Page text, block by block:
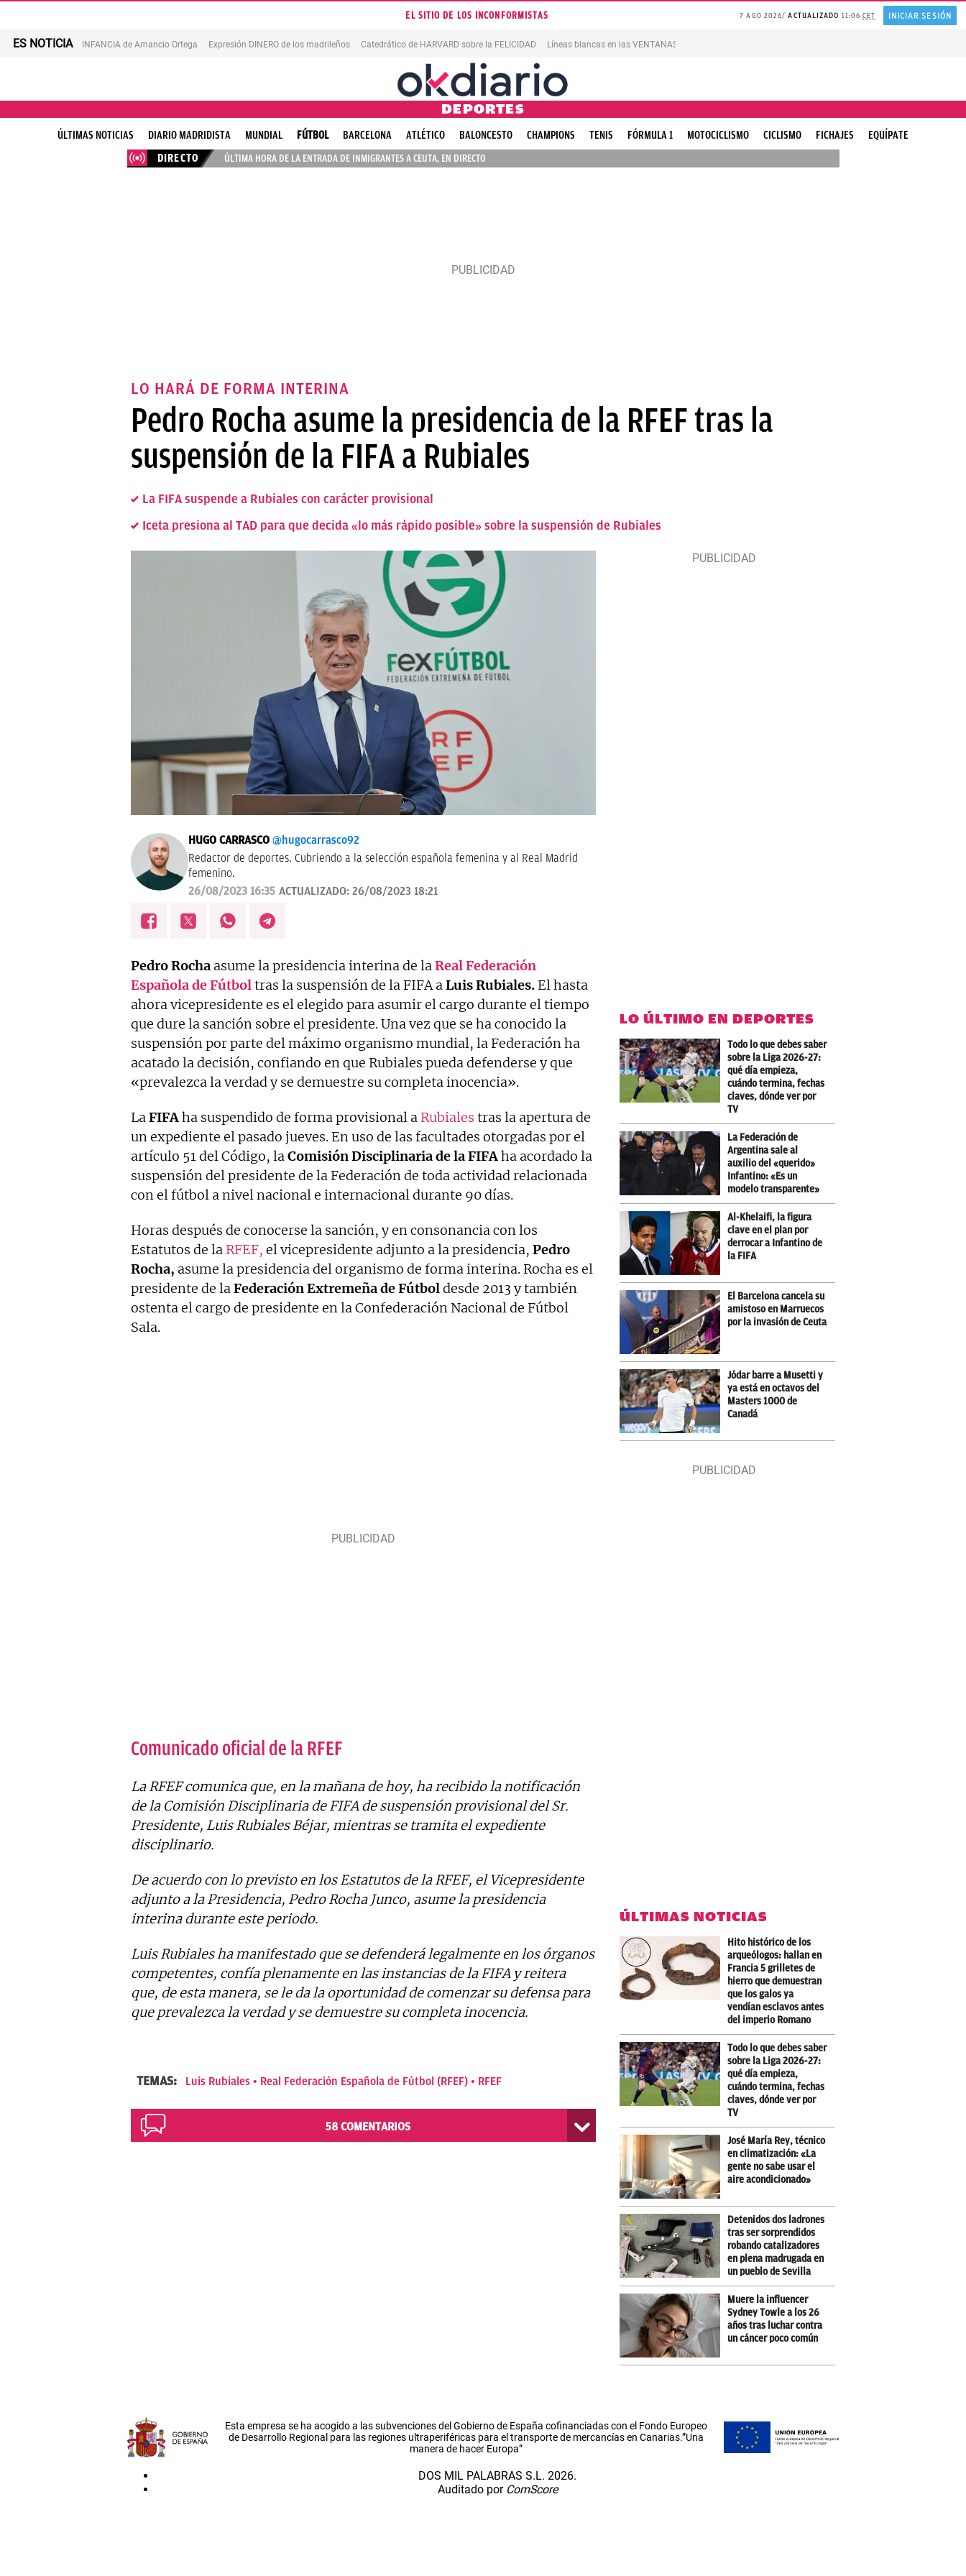
EL SITIO DE LOS INCONFORMISTAS 7 AGO 2026 ACTUALIZADO 11:06CET INICIAR SESIÓN
ES NOTICIA INFANCIA de Amancio Ortega Expresión DINERO de los madrileños Catedrático de HARVARD sobre la FELICIDAD Líneas blancas en las VENTANAS
DEPORTES
ÚLTIMAS NOTICIAS DIARIO MADRIDISTA MUNDIAL FÚTBOL BARCELONA ATLÉTICO BALONCESTO CHAMPIONS TENIS FÓRMULA 1 MOTOCICLISMO CICLISMO FICHAJES
EQUÍPATE
DIRECTO
ÚLTIMA HORA DE LA ENTRADA DE INMIGRANTES A CEUTA, EN DIRECTO
LO HARÁ DE FORMA INTERINA
Pedro Rocha asume la presidencia de la RFEF tras la
suspensión de la FIFA a Rubiales
La FIFA suspende a Rubiales con carácter provisional
Iceta presiona al TAD para que decida «lo más rápido posible» sobre la suspensión de Rubiales
HUGO CARRASCO @hugocarrasco92
Redactor de deportes. Cubriendo a la selección española femenina y al Real Madrid
femenino.
26/08/2023 16:35 ACTUALIZADO: 26/08/2023 18:21
Pedro Rocha asume la presidencia interina de la Real Federación
Española de Fútbol tras la suspensión de la FIFA a Luis Rubiales. El hasta
ahora vicepresidente es el elegido para asumir el cargo durante el tiempo
que dure la sanción sobre el presidente. Una vez que se ha conocido la
suspensión por parte del máximo organismo mundial, la Federación ha
acatado la decisión, confiando en que Rubiales pueda defenderse y que
«prevalezca la verdad y se demuestre su completa inocencia».
La FIFAha suspendido de forma provisional a Rubiales tras la apertura de
un expediente el pasado jueves. En uso de las facultades otorgadas por el
artículo 51 del Código, la Comisión Disciplinaria de la FIFAha acordado la
suspensión del presidente de la Federación de toda actividad relacionada
con el fútbol a nivel nacional e internacional durante 90 días.
Horas después de conocerse la sanción, y en consonancia con los
Estatutos de la RFEF, el vicepresidente adjunto a la presidencia, Pedro
Rocha, asume la presidencia del organismo de forma interina. Rocha es el
presidente de la Federación Extremeña de Fútbol desde 2013 y también
ostenta el cargo de presidente en la Confederación Nacional de Fútbol
Sala.
Comunicado oficial de la RFEF
La RFEF comunica que, en la mañana de hoy, ha recibido la notificación
de la Comisión Disciplinaria de FIFA de suspensión provisional del Sr.
Presidente, Luis Rubiales Béjar, mientras se tramita el expediente
disciplinario.
De acuerdo con lo previsto en los Estatutos de la RFEF, el Vicepresidente
adjunto a la Presidencia, Pedro Rocha Junco, asume la presidencia
interina durante este periodo.
Luis Rubiales ha manifestado que se defenderá legalmente en los órganos
competentes, confía plenamente en las instancias de la FIFA y reitera
que, de esta manera, se le da la oportunidad de comenzar su defensa para
que prevalezca la verdad y se demuestre su completa inocencia.
TEMAS: Luis Rubiales Real Federación Española de Fútbol (RFEF) RFEF
58COMENTARIOS
LO ÚLTIMO EN DEPORTES
Todo lo que debes saber
sobre la Liga 2026-27:
qué día empieza,
cuándo termina, fechas
claves, dónde ver por
TV
La Federación de
Argentina sale al
auxilio del «querido»
Infantino: «Es un
modelo transparente»
Al-Khelaifi, la figura
clave en el plan por
derrocar a Infantino de
la FIFA
El Barcelona cancela su
amistoso en Marruecos
por la invasión de Ceuta
Jódar barre a Musetti y
ya está en octavos del
Masters 1000 de
Canadá
ÚLTIMAS NOTICIAS
Hito histórico de los
arqueólogos: hallan en
Francia 5 grilletes de
hierro que demuestran
que los galos ya
vendían esclavos antes
del imperio Romano
Todo lo que debes saber
sobre la Liga 2026-27:
qué día empieza,
cuándo termina, fechas
claves, dónde ver por
TV
José María Rey, técnico
en climatización: «La
gente no sabe usar el
aire acondicionado»
Detenidos dos ladrones
tras ser sorprendidos
robando catalizadores
en plena madrugada en
un pueblo de Sevilla
Muere la influencer
Sydney Towle a los 26
años tras luchar contra
un cáncer poco común
Esta empresa se ha acogido a las subvenciones del Gobierno de España cofinanciadas con el Fondo Europeo
de Desarrollo Regional para las regiones ultraperiféricas para el transporte de mercancías en Canarias.”Una
manera de hacer Europa”
DOS MIL PALABRAS S.L. 2026.
Auditado por ComScore